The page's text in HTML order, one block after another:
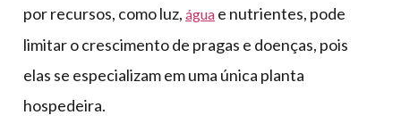
por recursos, como luz, água e nutrientes, pode
limitar o crescimento de pragas e doenças, pois
elas se especializam em uma única planta
hospedeira.